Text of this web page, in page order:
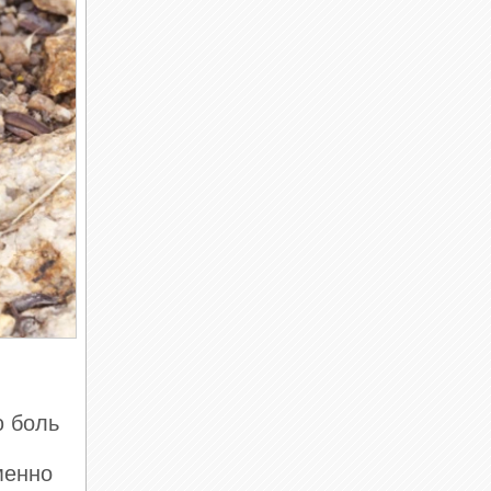
боль